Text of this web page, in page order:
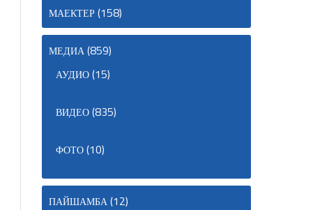
МАЕКТЕР(158)
МЕДИА(859)
АУДИО(15)
ВИДЕО(835)
ФОТО(10)
ПАЙШАМБА(12)